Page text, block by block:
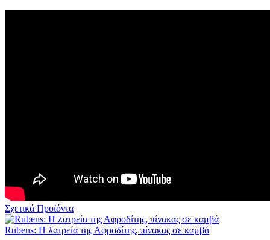
Σχετικά Προϊόντα
Rubens: Η λατρεία της Αφροδίτης, πίνακας σε καμβά